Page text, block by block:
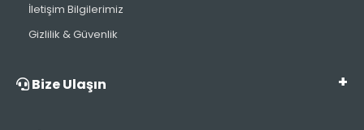
İletişim Bilgilerimiz
Gizlilik & Güvenlik
Bize Ulaşın